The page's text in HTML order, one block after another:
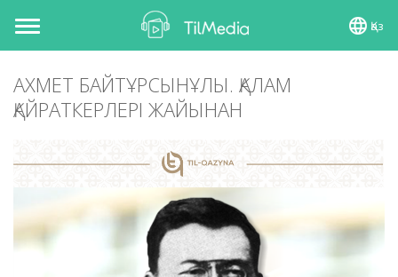
Toggle
navigation
Қаз
АХМЕТ БАЙТҰРСЫНҰЛЫ. ҚАЛАМ
ҚАЙРАТКЕРЛЕРІ ЖАЙЫНАН